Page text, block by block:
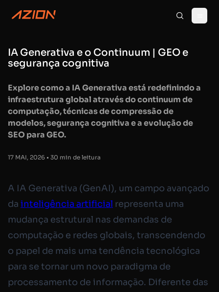
IA Generativa e o Continuum | GEO e
segurança cognitiva
Explore como a IA Generativa está redefinindo a
infraestrutura global através do continuum de
computação, técnicas de compressão de
modelos, segurança cognitiva e a evolução de
SEO para GEO.
17 MAI, 2026 • 30 min de leitura
A IA Generativa (GenAI), um campo avançado
da inteligência artificial representa uma
mudança estrutural nas demandas de
computação e redes globais, transcendendo
o papel de mais uma tendência tecnológica
para se tornar um novo paradigma de
processamento de informação. Diferente das